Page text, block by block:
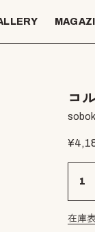
コ
¥
在庫